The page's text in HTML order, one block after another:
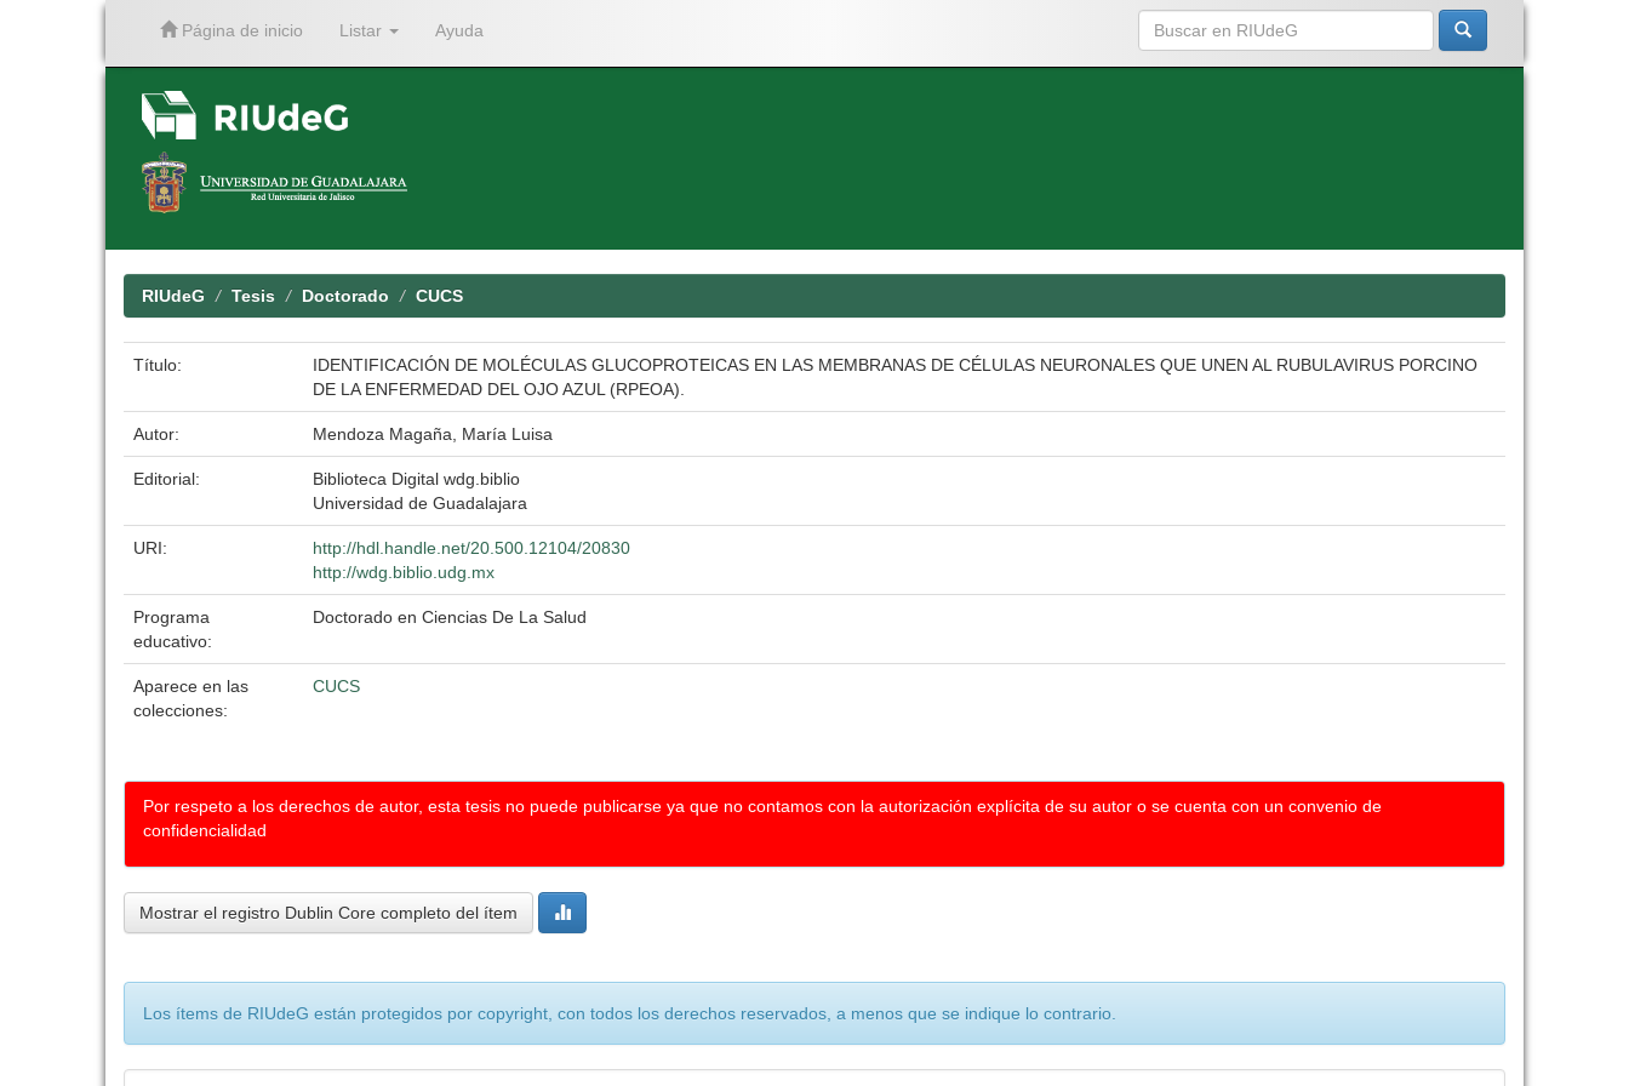
Página de inicio Listar Ayuda
RIUdeG Tesis Doctorado CUCS
Título:
IDENTIFICACIÓN DE MOLÉCULAS GLUCOPROTEICAS EN LAS MEMBRANAS DE CÉLULAS NEURONALES QUE UNEN AL RUBULAVIRUS PORCINO
DE LA ENFERMEDAD DEL OJO AZUL (RPEOA).
Autor: Mendoza Magaña, María Luisa
Editorial:
Biblioteca Digital wdg.biblio
Universidad de Guadalajara
URI:
http://hdl.handle.net/20.500.12104/20830
http://wdg.biblio.udg.mx
Programa
educativo:
Doctorado en Ciencias De La Salud
Aparece en las
colecciones:
CUCS
Por respeto a los derechos de autor, esta tesis no puede publicarse ya que no contamos con la autorización explícita de su autor o se cuenta con un convenio de
confidencialidad
Mostrar el registro Dublin Core completo del ítem
Los ítems de RIUdeG están protegidos por copyright, con todos los derechos reservados, a menos que se indique lo contrario.